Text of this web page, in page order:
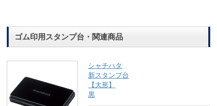
ゴム印用スタンプ台・関連商品
シャチハタ
新スタンプ台
【大形】
黒